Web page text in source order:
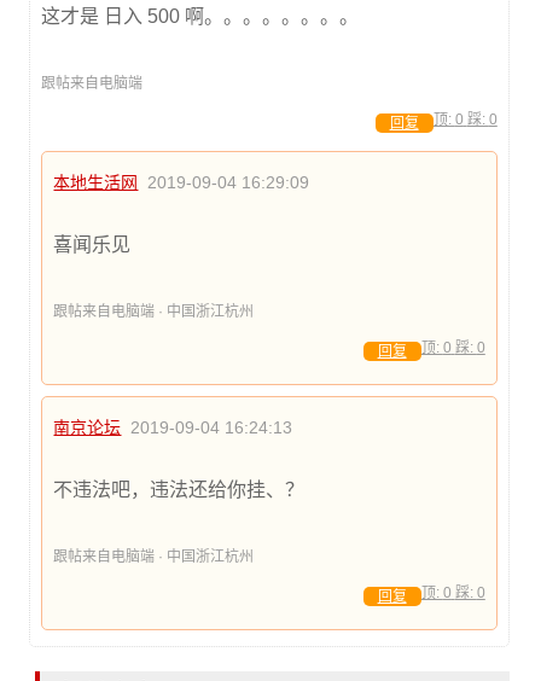
这才是 日入 500 啊。。。。。。。。
跟帖来自电脑端
顶: 0 踩: 0
回复
本地生活网 2019-09-04 16:29:09
喜闻乐见
跟帖来自电脑端 · 中国浙江杭州
顶: 0 踩: 0
回复
南京论坛 2019-09-04 16:24:13
不违法吧，违法还给你挂、？
跟帖来自电脑端 · 中国浙江杭州
顶: 0 踩: 0
回复